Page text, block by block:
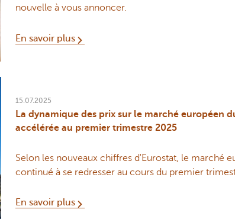
nouvelle à vous annoncer.
En savoir plus
15.07.2025
La dynamique des prix sur le marché européen
accélérée au premier trimestre 2025
Selon les nouveaux chiffres d'Eurostat, le marché
continué à se redresser au cours du premier
En savoir plus